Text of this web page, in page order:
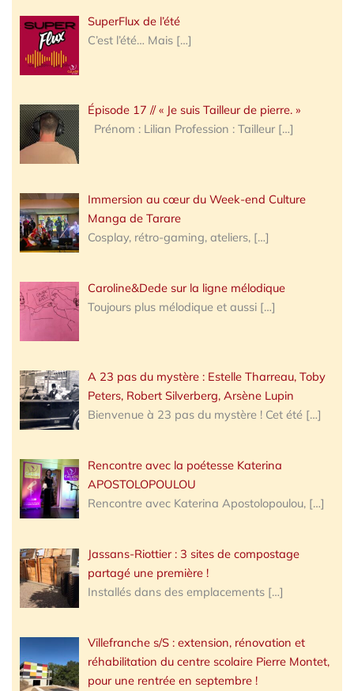
SuperFlux de l’été
C’est l’été… Mais […]
Épisode 17 // « Je suis Tailleur de pierre. »
Prénom : Lilian Profession : Tailleur […]
Immersion au cœur du Week-end Culture
Manga de Tarare
Cosplay, rétro-gaming, ateliers, […]
Caroline&Dede sur la ligne mélodique
Toujours plus mélodique et aussi […]
A 23 pas du mystère : Estelle Tharreau, Toby
Peters, Robert Silverberg, Arsène Lupin
Bienvenue à 23 pas du mystère ! Cet été […]
Rencontre avec la poétesse Katerina
APOSTOLOPOULOU
Rencontre avec Katerina Apostolopoulou, […]
Jassans-Riottier : 3 sites de compostage
partagé une première !
Installés dans des emplacements […]
Villefranche s/S : extension, rénovation et
réhabilitation du centre scolaire Pierre Montet,
pour une rentrée en septembre !